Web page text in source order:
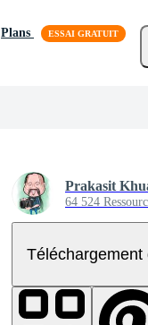
Plans
Prakasit
64 524
Téléchargement